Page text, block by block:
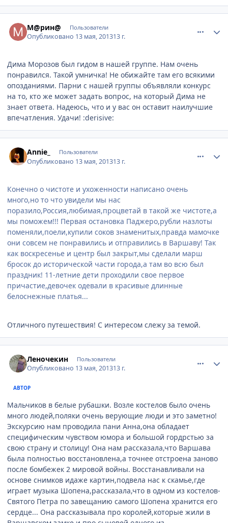
М@рин@ Пользователи
Опубликовано 13 мая, 201313 г.
Дима Морозов был гидом в нашей группе. Нам очень
понравился. Такой умничка! Не обижайте там его всякими
опозданиями. Парни с нашей группы объявляли конкурс
на то, кто же может задать вопрос, на который Дима не
знает ответа. Надеюсь, что и у вас он оставит наилучшие
впечатления. Удачи! :derisive:
Annie_ Пользователи
Опубликовано 13 мая, 201313 г.
Конечно о чистоте и ухоженности написано очень
много,но то что увидели мы нас
поразило,Россия,любимая,процветай в такой же чистоте,а
мы поможем!!! Первая остановка Паджеро,рубли назлоты
поменяли,поели,купили соков знаменитых,правда мамочке
они совсем не понравились и отправились в Варшаву! Так
как воскресенье и центр был закрыт,мы сделали марш
бросок до исторической части города,а там во всю был
праздник! 11-летние дети проходили свое первое
причастие,девочек одевали в красивые длинные
белоснежные платья...
Отличного путешествия! С интересом слежу за темой.
Леночекин Пользователи
Опубликовано 13 мая, 201313 г.
АВТОР
Мальчиков в белые рубашки. Возле костелов было очень
много людей,поляки очень верующие люди и это заметно!
Экскурсию нам проводила пани Анна,она обладает
специфическим чувством юмора и большой гордрстью за
свою страну и столицу! Она нам рассказала,что Варшава
была полностью восстановлена,а точнее отстроена заново
после бомбежек 2 мировой войны. Восстанавливали на
основе снимков идаже картин,подвела нас к скамье,где
играет музыка Шопена,рассказала,что в одном из костелов-
Святого Петра по завещанию самого Шопена хранится его
сердце... Она рассказывала про королей,которые жили в